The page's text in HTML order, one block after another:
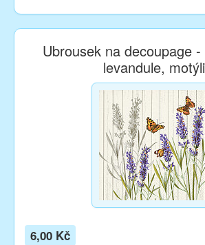
Ubrousek na decoupage
levandule, motýli
6,00 Kč